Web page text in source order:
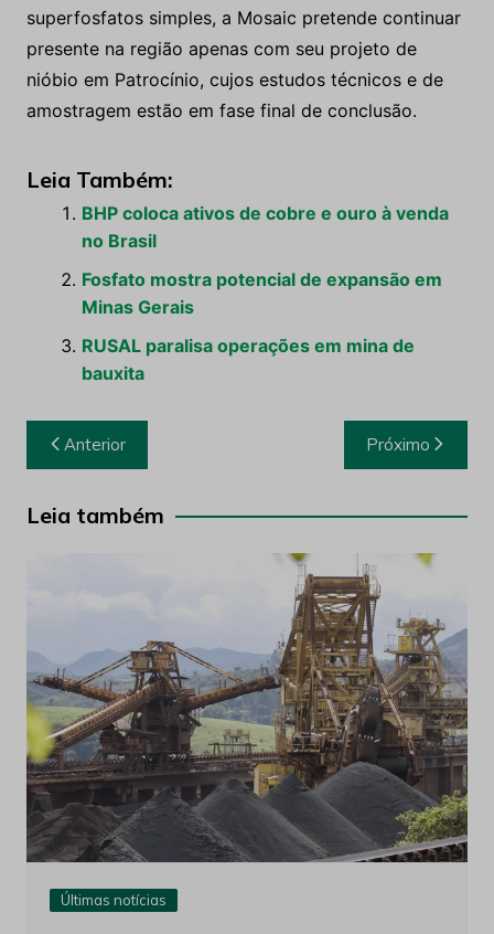
superfosfatos simples, a Mosaic pretende continuar
presente na região apenas com seu projeto de
nióbio em Patrocínio, cujos estudos técnicos e de
amostragem estão em fase final de conclusão.
Leia Também:
BHP coloca ativos de cobre e ouro à venda
no Brasil
Fosfato mostra potencial de expansão em
Minas Gerais
RUSAL paralisa operações em mina de
bauxita
Navegação
de
Post
Anterior Próximo
Leia também
Últimas notícias